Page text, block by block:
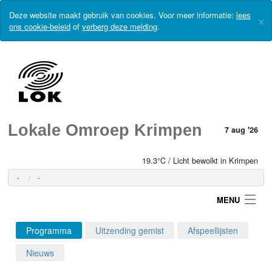
Deze website maakt gebruik van cookies. Voor meer informatie: lees
ons cookie-beleid of verberg deze melding. ×
Lokale Omroep Krimpen 7 aug '26
19.3°C / Licht bewolkt in Krimpen
- -
MENU
Login
Programma Uitzending gemist
Afspeellijsten
Nieuws